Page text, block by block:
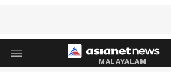
MALAYALAM